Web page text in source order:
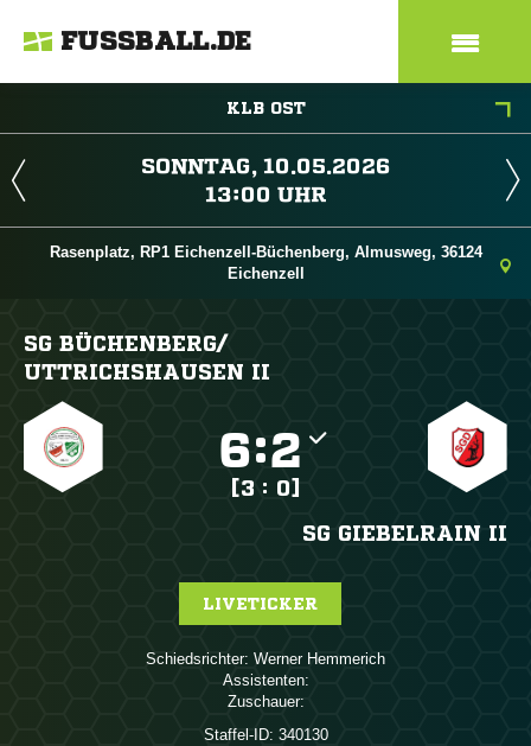
FUSSBALL.DE
KLB OST
 
 
Rasenplatz, RP1 Eichenzell-Büchenberg, Almusweg, 36124
Eichenzell
SG BÜCHENBERG/​
UTTRICHSHAUSEN II
:
[3 : 0]
SG GIEBELRAIN II
LIVETICKER
Schiedsrichter:  
Assistenten:
Zuschauer:
Staffel-ID: 340130